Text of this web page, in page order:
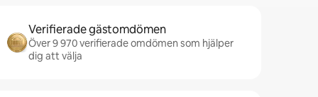
Verifierade gästomdömen
Över 9 970 verifierade omdömen som hjälper
dig att välja